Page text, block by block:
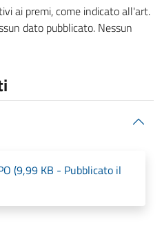
ai premi, come indicato all'art.
dato pubblicato. Nessun
(9,99 KB - Pubblicato il